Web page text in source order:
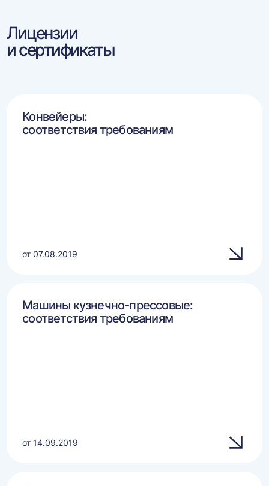
Лицензии
и сертификаты
Конвейеры:
соответствия требованиям
от 07.08.2019
Машины кузнечно-прессовые:
соответствия требованиям
от 14.09.2019